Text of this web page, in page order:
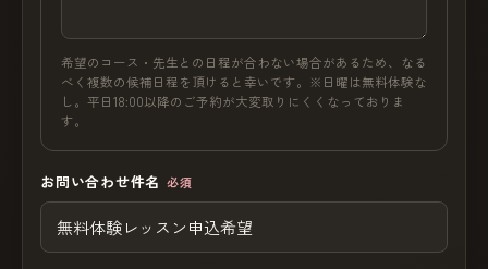
希望のコース・先生との日程が合わない場合があるため、なる
べく複数の候補日程を頂けると幸いです。※日曜は無料体験な
し。平日18:00以降のご予約が大変取りにくくなっておりま
す。
お問い合わせ件名 必須